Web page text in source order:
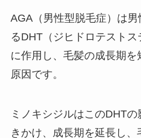
AGA（男性型脱毛症）は
るDHT（ジヒドロテスト
に作用し、毛髪の成長期
原因です。
ミノキシジルはこのDHT
きかけ、成長期を延長し